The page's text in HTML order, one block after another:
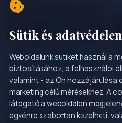
#Belgium utazás
Sütik és
Weboldalunk sütiket használ a
biztosításához, a felhasználói
valamint – az Ön hozzájárulása
marketing célú mérésekhez. A
látogató a weboldalon
egyénre szabottan kezelheti,